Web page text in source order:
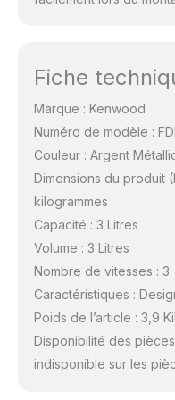
Fiche
Marque : Kenwood
Numéro de modèle :
Couleur : Argent
Dimensions du produit
kilogrammes
Capacité : 3 Litres
Volume : 3 Litres
Nombre de vitesses : 3
Caractéristiques :
Poids de l’article : 3,9
Disponibilité des
indisponible sur les